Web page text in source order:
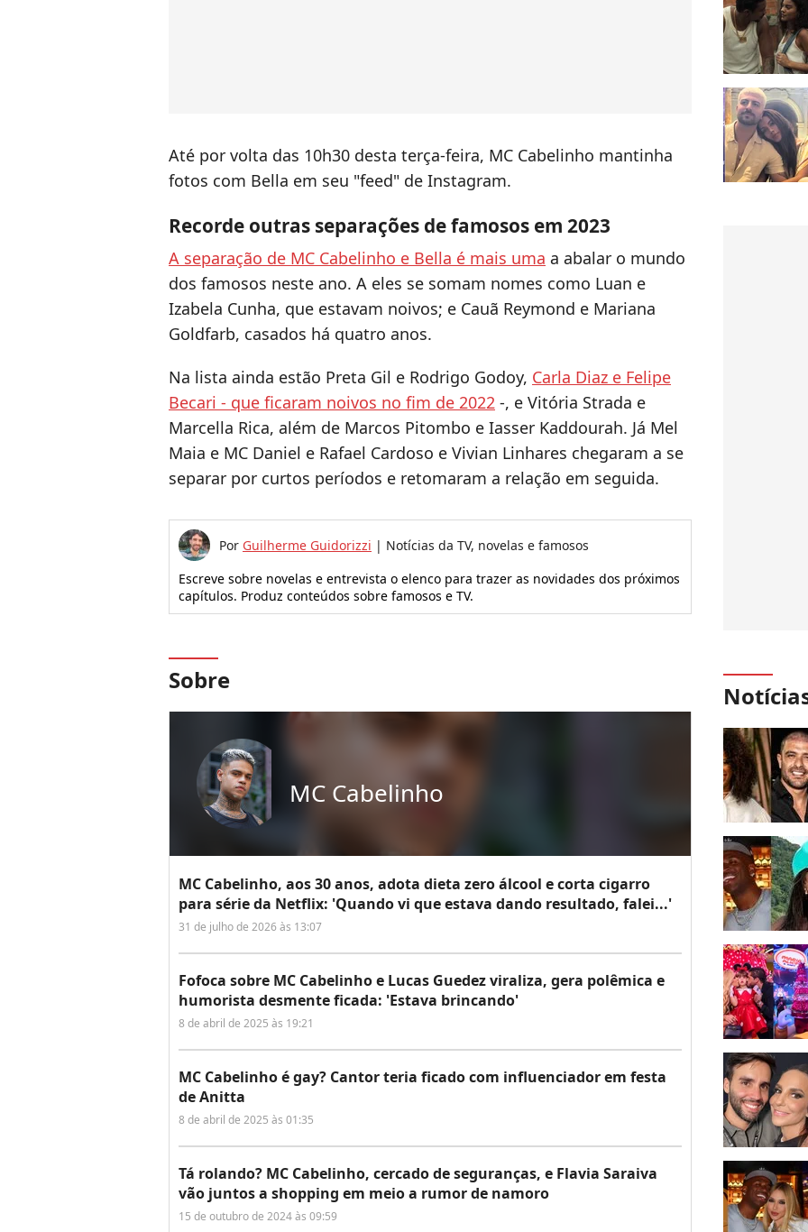
Até por volta das 10h30 desta terça-feira, MC Cabelinho mantinha
fotos com Bella em seu "feed" de Instagram.
Recorde outras separações de famosos em 2023
A separação de MC Cabelinho e Bella é mais uma a abalar o mundo
dos famosos neste ano. A eles se somam nomes como Luan e
Izabela Cunha, que estavam noivos; e Cauã Reymond e Mariana
Goldfarb, casados há quatro anos.
Na lista ainda estão Preta Gil e Rodrigo Godoy, Carla Diaz e Felipe
Becari - que ficaram noivos no fim de 2022 -, e Vitória Strada e
Marcella Rica, além de Marcos Pitombo e Iasser Kaddourah. Já Mel
Maia e MC Daniel e Rafael Cardoso e Vivian Linhares chegaram a se
separar por curtos períodos e retomaram a relação em seguida.
Por Guilherme Guidorizzi | Notícias da TV, novelas e famosos
Escreve sobre novelas e entrevista o elenco para trazer as novidades dos próximos
capítulos. Produz conteúdos sobre famosos e TV.
Sobre
MC Cabelinho
MC Cabelinho, aos 30 anos, adota dieta zero álcool e corta cigarro
para série da Netflix: 'Quando vi que estava dando resultado, falei...'
31 de julho de 2026 às 13:07
Fofoca sobre MC Cabelinho e Lucas Guedez viraliza, gera polêmica e
humorista desmente ficada: 'Estava brincando'
8 de abril de 2025 às 19:21
MC Cabelinho é gay? Cantor teria ficado com influenciador em festa
de Anitta
8 de abril de 2025 às 01:35
Tá rolando? MC Cabelinho, cercado de seguranças, e Flavia Saraiva
vão juntos a shopping em meio a rumor de namoro
15 de outubro de 2024 às 09:59